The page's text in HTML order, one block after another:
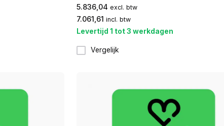
5.836,04 excl. btw
7.061,61 incl. btw
Levertijd 1 tot 3 werkdagen
Vergelijk